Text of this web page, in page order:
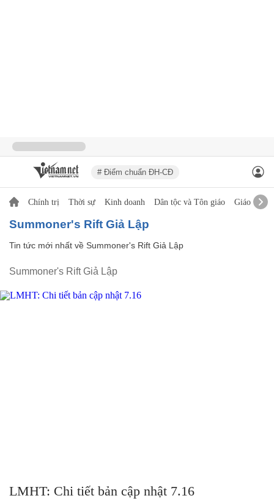
# Điểm chuẩn ĐH-CĐ
Chính trị Thời sự Kinh doanh Dân tộc và Tôn giáo Giáo dục
Summoner's Rift Giả Lập
Tin tức mới nhất về Summoner's Rift Giả Lập
Summoner's Rift Giả Lập
LMHT: Chi tiết bản cập nhật 7.16